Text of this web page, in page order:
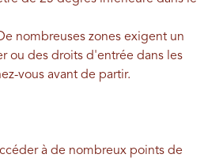
nombreuses zones exigent un
ou des droits d'entrée dans les
vous avant de partir.
à de nombreux points de